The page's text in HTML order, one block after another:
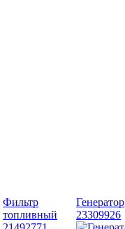
Фильтр
топливный
Генератор
23309926